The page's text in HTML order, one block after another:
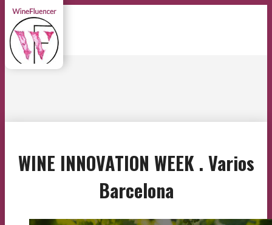
WINE INNOVATION WEEK . Varios
Barcelona